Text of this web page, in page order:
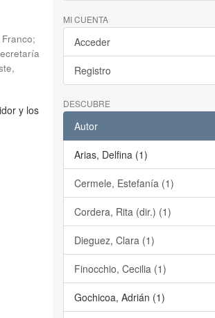
,
y los
MI CUENTA
Acceder
Registro
DESCUBRE
Autor
Arias, Delfina (1)
Cermele, Estefanía (1)
Cordera, Rita (dir.) (1)
Dieguez, Clara (1)
Finocchio, Cecilia (1)
Gochicoa, Adrián (1)